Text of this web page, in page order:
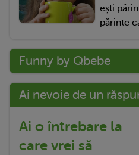
ești
părinte
Funny by Qbebe
Ai nevoie de un
Ai o întrebare la
care vrei să